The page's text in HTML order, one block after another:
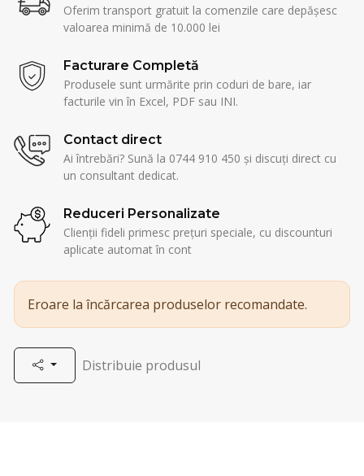
Oferim transport gratuit la comenzile care depășesc
valoarea minimă de 10.000 lei
Facturare Completă
Produsele sunt urmărite prin coduri de bare, iar
facturile vin în Excel, PDF sau INI.
Contact direct
Ai întrebări? Sună la 0744 910 450 și discuți direct cu
un consultant dedicat.
Reduceri Personalizate
Clienții fideli primesc prețuri speciale, cu discounturi
aplicate automat în cont
Eroare la încărcarea produselor recomandate.
Distribuie produsul